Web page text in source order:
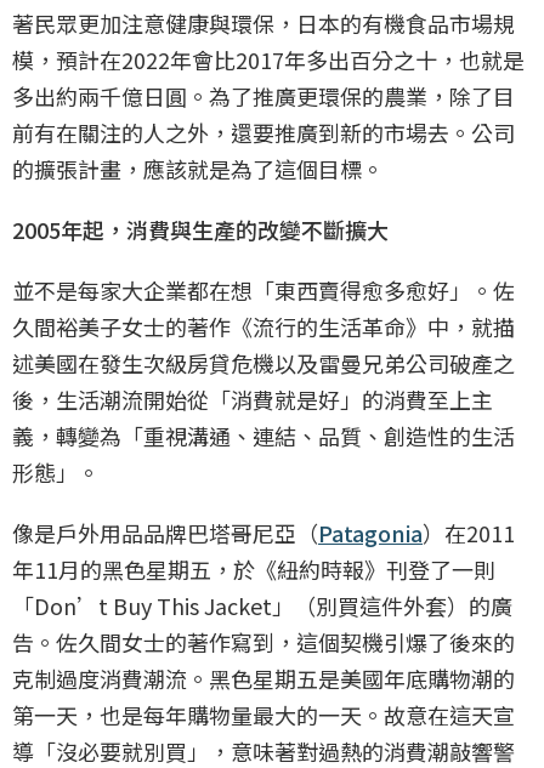
著民眾更加注意健康與環保，日本的有機食品市場規
模，預計在2022年會比2017年多出百分之十，也就是
多出約兩千億日圓。為了推廣更環保的農業，除了目
前有在關注的人之外，還要推廣到新的市場去。公司
的擴張計畫，應該就是為了這個目標。
2005年起，消費與生產的改變不斷擴大
並不是每家大企業都在想「東西賣得愈多愈好」。佐
久間裕美子女士的著作《流行的生活革命》中，就描
述美國在發生次級房貸危機以及雷曼兄弟公司破產之
後，生活潮流開始從「消費就是好」的消費至上主
義，轉變為「重視溝通、連結、品質、創造性的生活
形態」。
像是戶外用品品牌巴塔哥尼亞（Patagonia）在2011
年11月的黑色星期五，於《紐約時報》刊登了一則
「Don’t Buy This Jacket」（別買這件外套）的廣
告。佐久間女士的著作寫到，這個契機引爆了後來的
克制過度消費潮流。黑色星期五是美國年底購物潮的
第一天，也是每年購物量最大的一天。故意在這天宣
導「沒必要就別買」，意味著對過熱的消費潮敲響警